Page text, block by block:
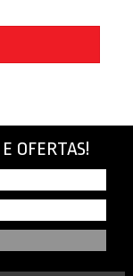
OFERTAS!